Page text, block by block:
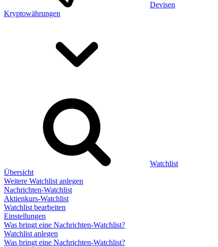
Devisen
Kryptowährungen
Watchlist
Übersicht
Weitere Watchlist anlegen
Nachrichten-Watchlist
Aktienkurs-Watchlist
Watchlist bearbeiten
Einstellungen
Was bringt eine Nachrichten-Watchlist?
Watchlist anlegen
Was bringt eine Nachrichten-Watchlist?